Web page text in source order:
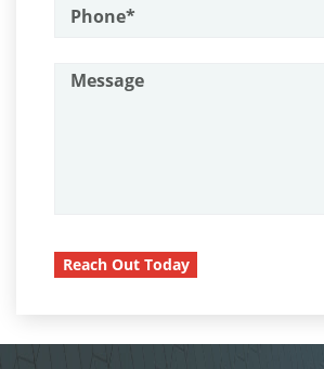
Sex Crimes
18
Attempted Murder
Burglary Of A Safe Or Vault
Reach Out Today